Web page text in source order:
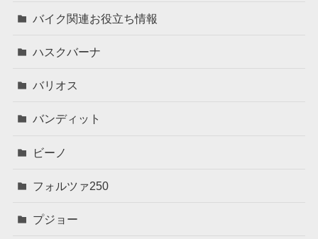
バイク関連お役立ち情報
ハスクバーナ
バリオス
バンディット
ビーノ
フォルツァ250
プジョー